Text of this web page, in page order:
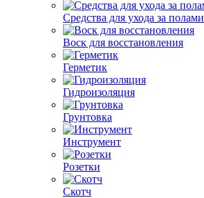
Средства для ухода за полами
Воск для восстановления
Герметик
Гидроизоляция
Грунтовка
Инструмент
Розетки
Скотч